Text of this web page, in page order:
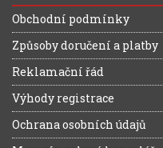
Obchodní podmínky
Způsoby doručení a platby
Reklamační řád
Výhody registrace
Ochrana osobních údajů